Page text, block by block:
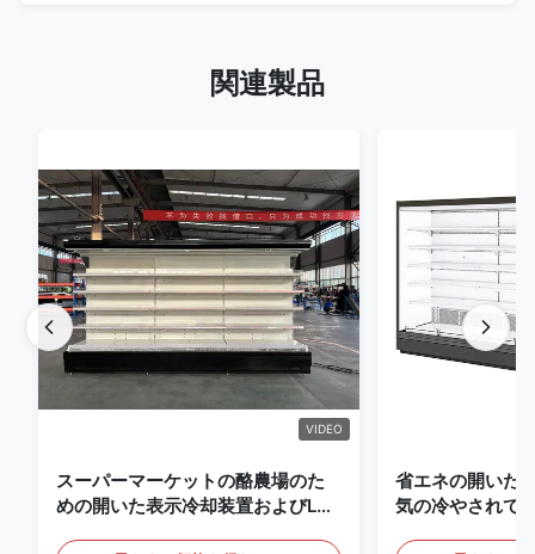
関連製品
VIDEO
スーパーマーケットの酪農場のた
めの開いた表示冷却装置およびLED
省エネの開いた
気の冷やされて